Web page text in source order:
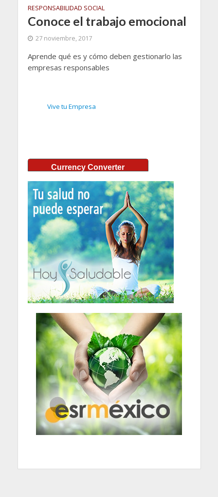
RESPONSABILIDAD SOCIAL
Conoce el trabajo emocional
27 noviembre, 2017
Aprende qué es y cómo deben gestionarlo las
empresas responsables
Vive tu Empresa
Currency Converter